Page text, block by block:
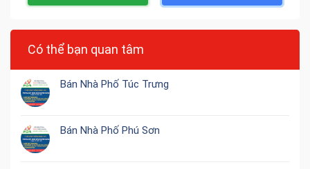
Có thể bạn quan tâm
Bán Nhà Phố Túc Trưng
Bán Nhà Phố Phú Sơn